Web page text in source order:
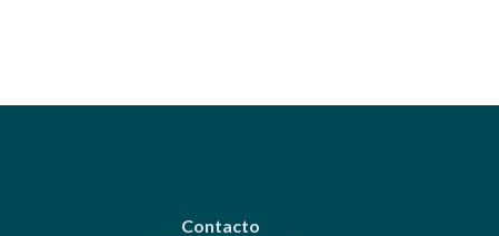
Contacto